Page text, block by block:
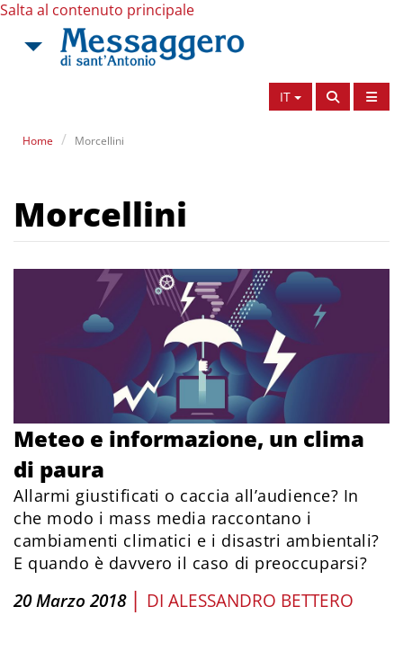
Salta al contenuto principale
IT
Home Morcellini
Morcellini
Meteo e informazione, un clima
di paura
Allarmi giustificati o caccia all’audience? In
che modo i mass media raccontano i
cambiamenti climatici e i disastri ambientali?
E quando è davvero il caso di preoccuparsi?
20 Marzo 2018 | DI ALESSANDRO BETTERO